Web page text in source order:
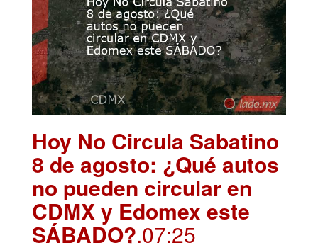
Hoy No Circula Sabatino
8 de agosto: ¿Qué autos
no pueden circular en
CDMX y Edomex este
SÁBADO?.07:25